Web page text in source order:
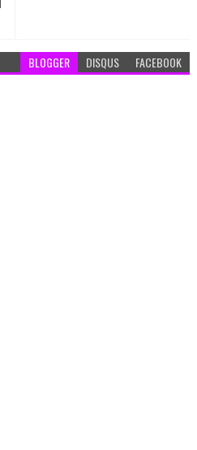
BLOGGER DISQUS FACEBOOK